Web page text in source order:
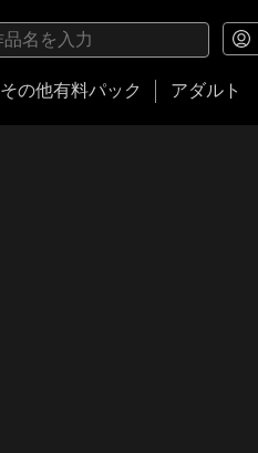
その他有料パック アダルト